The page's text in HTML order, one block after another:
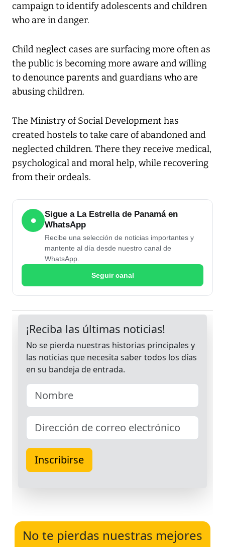
campaign to identify adolescents and children
who are in danger.
Child neglect cases are surfacing more often as
the public is becoming more aware and willing
to denounce parents and guardians who are
abusing children.
The Ministry of Social Development has
created hostels to take care of abandoned and
neglected children. There they receive medical,
psychological and moral help, while recovering
from their ordeals.
●
Sigue a La Estrella de Panamá en
WhatsApp
Recibe una selección de noticias importantes y
mantente al día desde nuestro canal de
WhatsApp.
Seguir canal
No te pierdas nuestras mejores